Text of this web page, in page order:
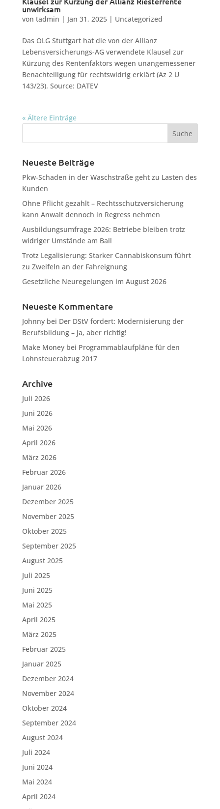
unwirksam
von tadmin | Jan 31, 2025| Uncategorized
Das OLG Stuttgart hat die von der Allianz
Lebensversicherungs-AG verwendete Klausel zur
Kürzung des Rentenfaktors wegen unangemessener
Benachteiligung für rechtswidrig erklärt (Az 2 U
143/23). Source: DATEV
« Ältere Einträge
Neueste Beiträge
Pkw-Schaden in der Waschstraße geht zu Lasten des
Kunden
Ohne Pflicht gezahlt – Rechtsschutzversicherung
kann Anwalt dennoch in Regress nehmen
Ausbildungsumfrage 2026: Betriebe bleiben trotz
widriger Umstände am Ball
Trotz Legalisierung: Starker Cannabiskonsum führt
zu Zweifeln an der Fahreignung
Gesetzliche Neuregelungen im August 2026
Neueste Kommentare
Johnnybei Der DStV fordert: Modernisierung der
Berufsbildung – ja, aber richtig!
Make Moneybei Programmablaufpläne für den
Lohnsteuerabzug 2017
Archive
Juli 2026
Juni 2026
Mai 2026
April 2026
März 2026
Februar 2026
Januar 2026
Dezember 2025
November 2025
Oktober 2025
September 2025
August 2025
Juli 2025
Juni 2025
Mai 2025
April 2025
März 2025
Februar 2025
Januar 2025
Dezember 2024
November 2024
Oktober 2024
September 2024
August 2024
Juli 2024
Juni 2024
Mai 2024
April 2024